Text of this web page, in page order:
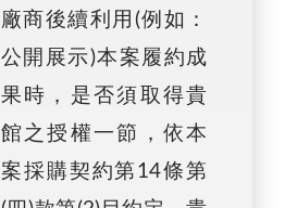
廠商後續利用(例如：
公開展示)本案履約成
果時，是否須取得貴
館之授權一節，依本
案採購契約第14條第